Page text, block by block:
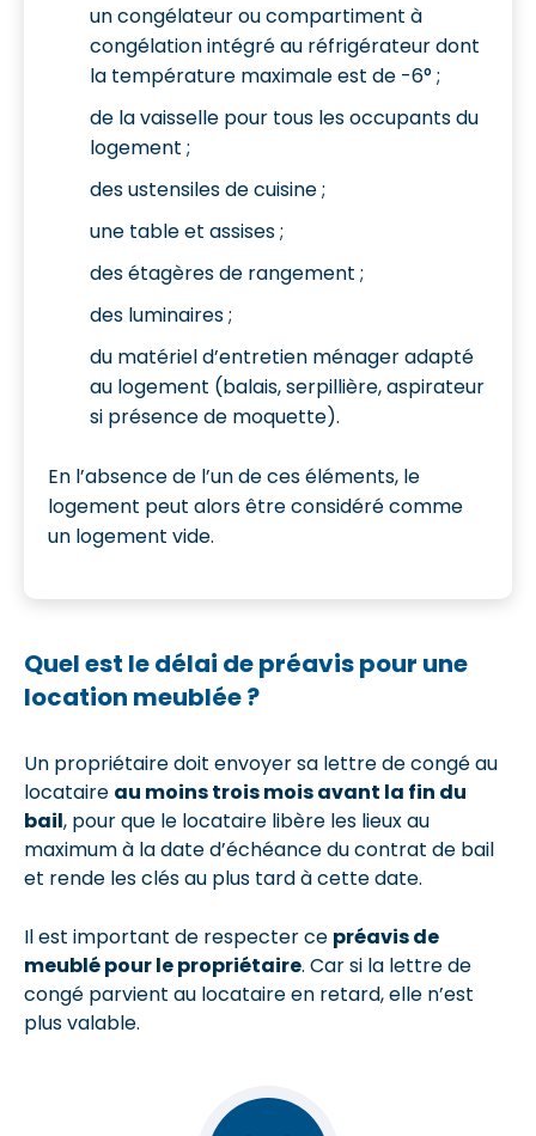
un congélateur ou compartiment à
congélation intégré au réfrigérateur dont
la température maximale est de -6° ;
de la vaisselle pour tous les occupants du
logement ;
des ustensiles de cuisine ;
une table et assises ;
des étagères de rangement ;
des luminaires ;
du matériel d’entretien ménager adapté
au logement (balais, serpillière, aspirateur
si présence de moquette).
En l’absence de l’un de ces éléments, le
logement peut alors être considéré comme
un logement vide.
Quel est le délai de préavis pour une
location meublée ?
Un propriétaire doit envoyer sa lettre de congé au
locataire au moins trois mois avant la fin du
bail, pour que le locataire libère les lieux au
maximum à la date d’échéance du contrat de bail
et rende les clés au plus tard à cette date.
Il est important de respecter ce préavis de
meublé pour le propriétaire. Car si la lettre de
congé parvient au locataire en retard, elle n’est
plus valable.